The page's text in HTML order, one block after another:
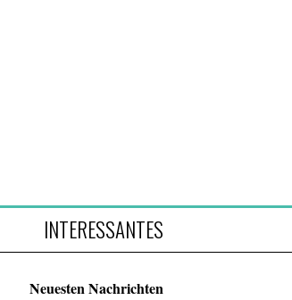
INTERESSANTES
Neuesten Nachrichten